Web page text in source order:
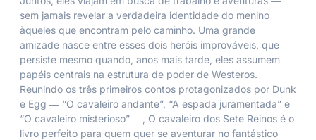
sem jamais revelar a verdadeira identidade do menino
àqueles que encontram pelo caminho. Uma grande
amizade nasce entre esses dois heróis improváveis, que
persiste mesmo quando, anos mais tarde, eles assumem
papéis centrais na estrutura de poder de Westeros.
Reunindo os três primeiros contos protagonizados por Dunk
e Egg ― “O cavaleiro andante”, “A espada juramentada” e
“O cavaleiro misterioso” ―, O cavaleiro dos Sete Reinos é o
livro perfeito para quem quer se aventurar no fantástico